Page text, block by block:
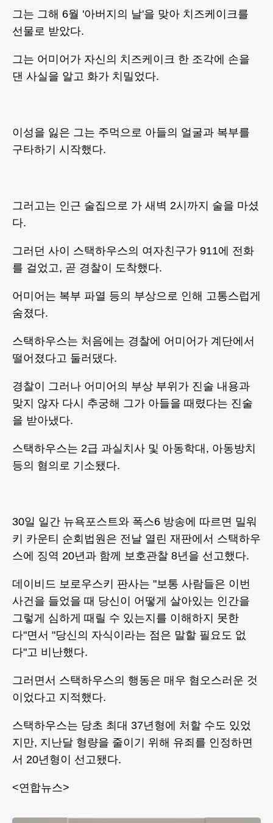
그는 그해 6월 '아버지의 날'을 맞아 치즈케이크를
선물로 받았다.
그는 어미어가 자신의 치즈케이크 한 조각에 손을
댄 사실을 알고 화가 치밀었다.
이성을 잃은 그는 주먹으로 아들의 얼굴과 복부를
구타하기 시작했다.
그러고는 인근 술집으로 가 새벽 2시까지 술을 마셨
다.
그러던 사이 스택하우스의 여자친구가 911에 전화
를 걸었고, 곧 경찰이 도착했다.
어미어는 복부 파열 등의 부상으로 인해 고통스럽게
숨졌다.
스택하우스는 처음에는 경찰에 어미어가 계단에서
떨어졌다고 둘러댔다.
경찰이 그러나 어미어의 부상 부위가 진술 내용과
맞지 않자 다시 추궁해 그가 아들을 때렸다는 진술
을 받아냈다.
스택하우스는 2급 과실치사 및 아동학대, 아동방치
등의 혐의로 기소됐다.
30일 일간 뉴욕포스트와 폭스6 방송에 따르면 밀워
키 카운티 순회법원은 전날 열린 재판에서 스택하우
스에 징역 20년과 함께 보호관찰 8년을 선고했다.
데이비드 보로우스키 판사는 "보통 사람들은 이번
사건을 들었을 때 당신이 어떻게 살아있는 인간을
그렇게 심하게 때릴 수 있는지를 이해하지 못한
다"면서 "당신의 자식이라는 점은 말할 필요도 없
다"고 비난했다.
그러면서 스택하우스의 행동은 매우 혐오스러운 것
이었다고 지적했다.
스택하우스는 당초 최대 37년형에 처할 수도 있었
지만, 지난달 형량을 줄이기 위해 유죄를 인정하면
서 20년형이 선고됐다.
<연합뉴스>